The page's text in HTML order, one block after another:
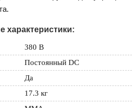
характеристики:
380 В
Постоянный DC
Да
17.3 кг